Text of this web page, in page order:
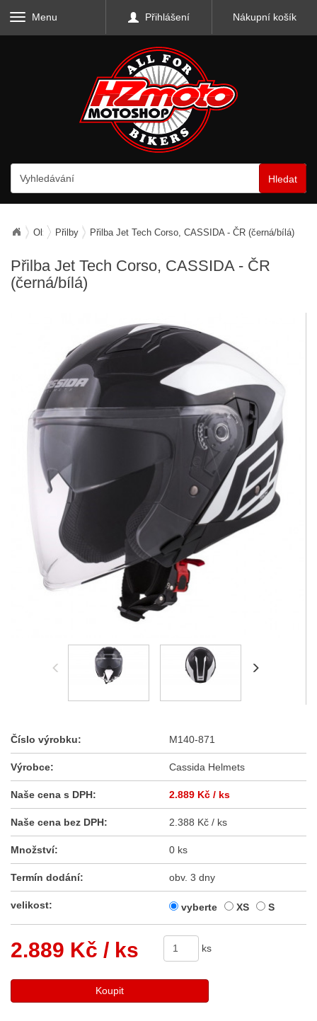
Menu Přihlášení Nákupní košík
Hledat
OblečeníPřilby Přilba Jet Tech Corso, CASSIDA - ČR (černá/bílá)
Přilba Jet Tech Corso, CASSIDA - ČR
(černá/bílá)
Číslo výrobku: M140-871
Výrobce: Cassida Helmets
Naše cena s DPH: 2.889 Kč / ks
Naše cena bez DPH: 2.388 Kč / ks
Množství: 0 ks
Termín dodání: obv. 3 dny
velikost: vyberte XS S
2.889 Kč / ks ks
Koupit